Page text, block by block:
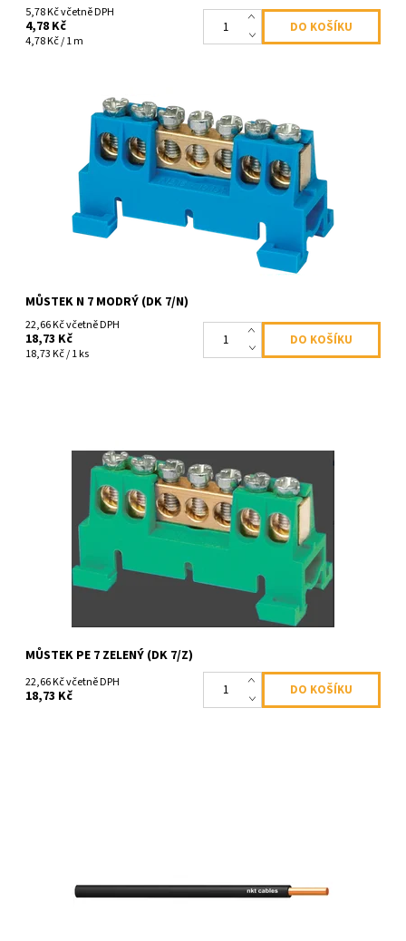
5,78 Kč včetně DPH
4,78 Kč
4,78 Kč / 1 m
Propojovací můstek 7 svorek, modrý N, maximální průřez
pevného vodiče 16mm2, 660V, 63A (DK 7/N)
Dostupnost:
Skladem
1325
MŮSTEK N 7 MODRÝ (DK 7/N)
22,66 Kč včetně DPH
18,73 Kč
18,73 Kč / 1 ks
Propojovací můstek 7 svorek, zelený PE, maximální průřez
pevného vodiče 16mm2, 660V, 63A (DK 7/Z).
Dostupnost:
Skladem
1322
MŮSTEK PE 7 ZELENÝ (DK 7/Z)
22,66 Kč včetně DPH
18,73 Kč